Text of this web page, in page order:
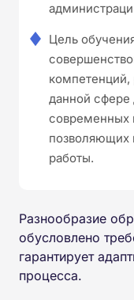
Цель
данной сфере
современных
позволяющих
работы.
Разнообразие
обусловлено
гарантирует
процесса.